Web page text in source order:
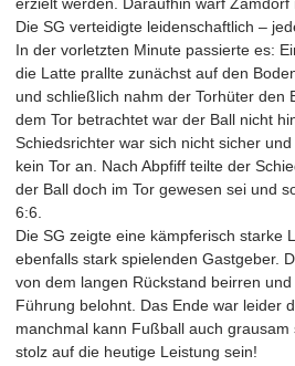
Die SG verteidigte leidenschaftlich –
In der vorletzten Minute passierte es:
die Latte prallte zunächst auf den
und schließlich nahm der Torhüter den
dem Tor betrachtet war der Ball nicht
Schiedsrichter war sich nicht sicher
kein Tor an. Nach Abpfiff teilte der
der Ball doch im Tor gewesen sei und
6:6.
Die SG zeigte eine kämpferisch starke
ebenfalls stark spielenden Gastgeber.
von dem langen Rückstand beirren
Führung belohnt. Das Ende war leider
manchmal kann Fußball auch grausam
stolz auf die heutige Leistung sein!